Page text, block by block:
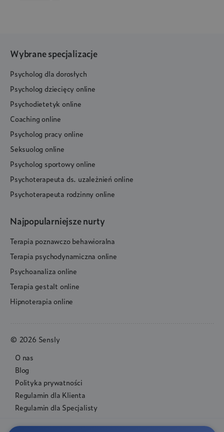
Wybrane specjalizacje
Psycholog dla dorosłych
Psycholog dziecięcy online
Psychodietetyk online
Coaching online
Psycholog pracy online
Seksuolog online
Psycholog sportowy online
Psychoterapeuta ds. uzależnień online
Psychoterapeuta rodzinny online
Najpopularniejsze nurty
Terapia poznawczo behawioralna
Terapia psychodynamiczna online
Psychoanaliza online
Terapia gestalt online
Hipnoterapia online
© 2026 Sensly
O nas
Blog
Polityka prywatności
Regulamin dla Klienta
Regulamin dla Specjalisty